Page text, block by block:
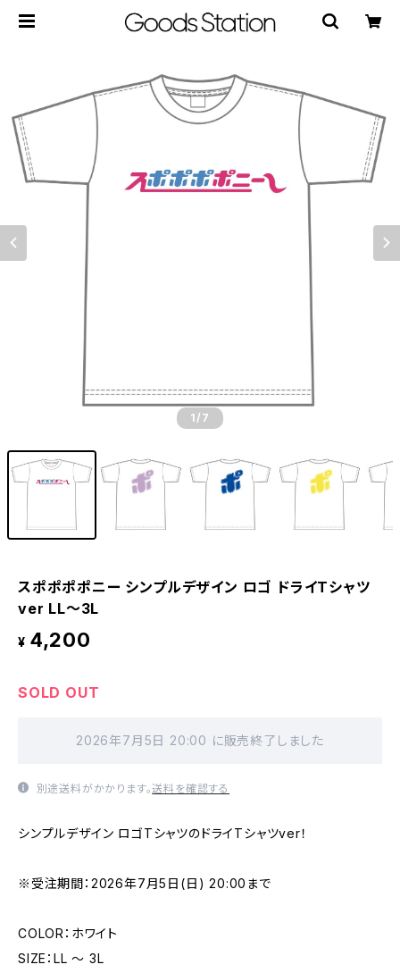
1 /7
スポポポポニー シンプルデザイン ロゴ ドライTシャツ
ver LL〜3L
¥ 4,200
SOLD OUT
2026年7月5日 20:00 に販売終了しました
別途送料がかかります。送料を確認する
シンプルデザイン ロゴTシャツのドライTシャツver！
※受注期間：2026年7月5日(日) 20:00まで
COLOR：ホワイト
SIZE：LL 〜 3L